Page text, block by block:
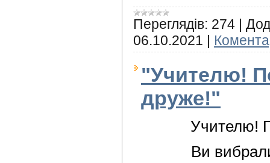
Переглядів: 274 |
06.10.2021 |
"Учителю!
друже!"
Учителю!
Ви